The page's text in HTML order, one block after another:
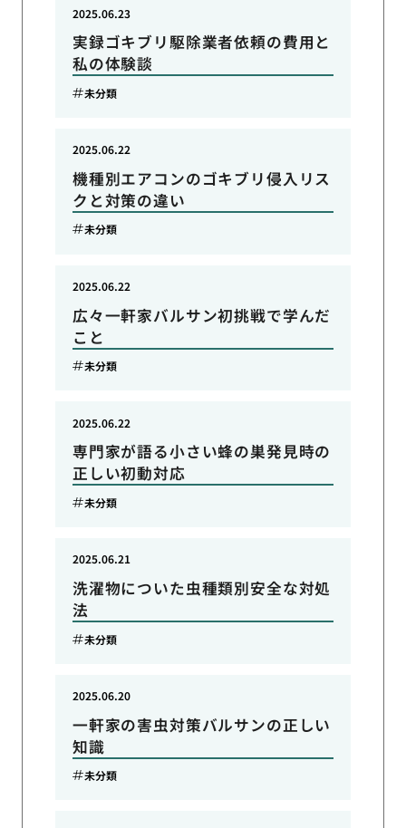
実録ゴキブリ駆除業者依頼の費用と
私の体験談
2025.06.23
未分類
機種別エアコンのゴキブリ侵入リス
クと対策の違い
2025.06.22
未分類
広々一軒家バルサン初挑戦で学んだ
こと
2025.06.22
未分類
専門家が語る小さい蜂の巣発見時の
正しい初動対応
2025.06.22
未分類
洗濯物についた虫種類別安全な対処
法
2025.06.21
未分類
一軒家の害虫対策バルサンの正しい
知識
2025.06.20
未分類